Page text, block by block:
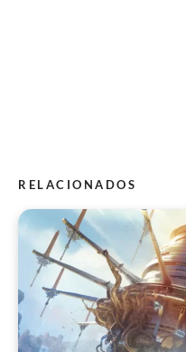
RELACIONADOS